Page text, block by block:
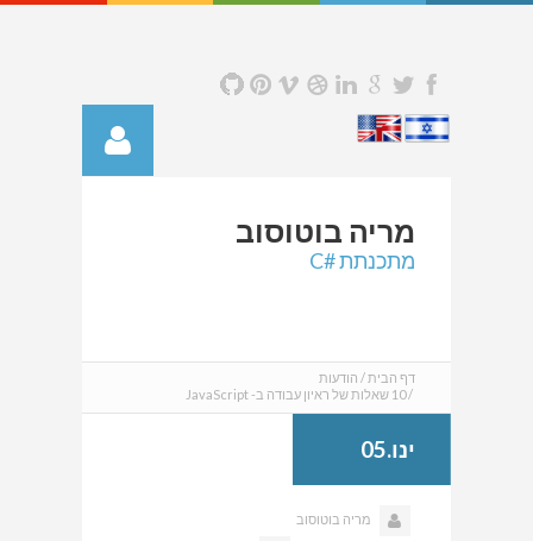
מריה בוטוסוב
מתכנתת #C
דף הבית
הודעות
10 שאלות של ראיון עבודה ב- JavaScript
ינו.05
מריה בוטוסוב